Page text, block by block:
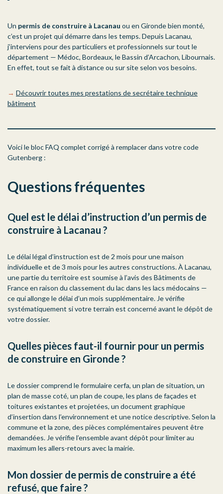
Un permis de construire à Lacanau ou en Gironde bien monté,
c’est un projet qui démarre dans les temps. Depuis Lacanau,
j’interviens pour des particuliers et professionnels sur tout le
département — Médoc, Bordeaux, le Bassin d’Arcachon, Libournais.
En effet, tout se fait à distance ou sur site selon vos besoins.
→ Découvrir toutes mes prestations de secrétaire technique
bâtiment
Voici le bloc FAQ complet corrigé à remplacer dans votre code
Gutenberg :
Questions fréquentes
Quel est le délai d’instruction d’un permis de
construire à Lacanau ?
Le délai légal d’instruction est de 2 mois pour une maison
individuelle et de 3 mois pour les autres constructions. À Lacanau,
une partie du territoire est soumise à l’avis des Bâtiments de
France en raison du classement du lac dans les lacs médocains —
ce qui allonge le délai d’un mois supplémentaire. Je vérifie
systématiquement si votre terrain est concerné avant le dépôt de
votre dossier.
Quelles pièces faut-il fournir pour un permis
de construire en Gironde ?
Le dossier comprend le formulaire cerfa, un plan de situation, un
plan de masse coté, un plan de coupe, les plans de façades et
toitures existantes et projetées, un document graphique
d’insertion dans l’environnement et une notice descriptive. Selon la
commune et la zone, des pièces complémentaires peuvent être
demandées. Je vérifie l’ensemble avant dépôt pour limiter au
maximum les allers-retours avec la mairie.
Mon dossier de permis de construire a été
refusé, que faire ?